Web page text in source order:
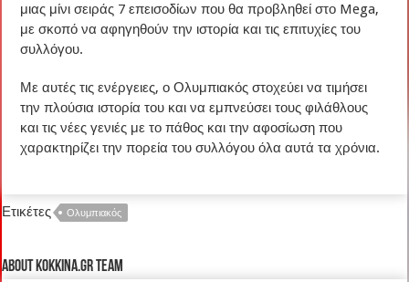
μιας μίνι σειράς 7 επεισοδίων που θα προβληθεί στο Mega,
με σκοπό να αφηγηθούν την ιστορία και τις επιτυχίες του
συλλόγου.
Με αυτές τις ενέργειες, ο Ολυμπιακός στοχεύει να τιμήσει
την πλούσια ιστορία του και να εμπνεύσει τους φιλάθλους
και τις νέες γενιές με το πάθος και την αφοσίωση που
χαρακτηρίζει την πορεία του συλλόγου όλα αυτά τα χρόνια.
Ετικέτες Ολυμπιακός
About kokkina.gr TEAM